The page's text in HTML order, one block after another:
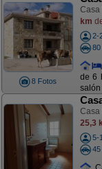
8 Fotos
Casa
km
2-
80
de 6
salón
Casa
25,3
5-
45